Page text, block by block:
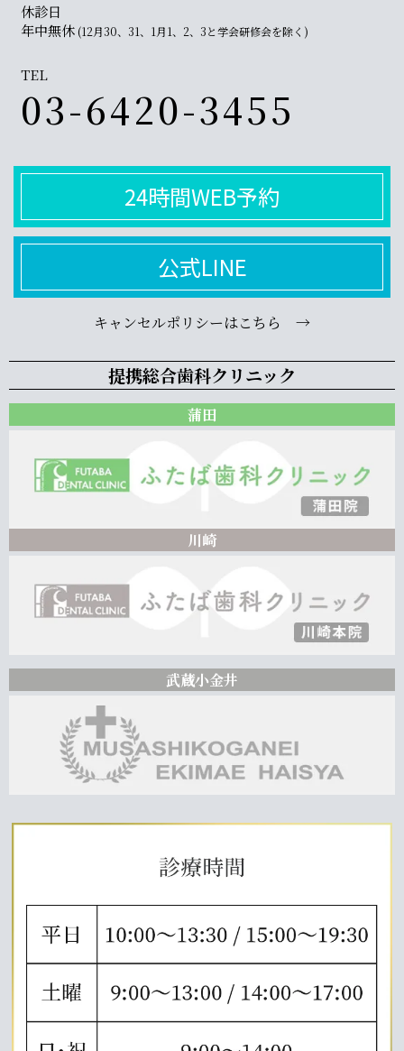
休診日
年中無休 (12月30、31、1月1、2、3と学会研修会を除く)
TEL
03-6420-3455
24時間WEB予約
公式LINE
キャンセルポリシーはこちら →
提携総合歯科クリニック
蒲田
川崎
武蔵小金井